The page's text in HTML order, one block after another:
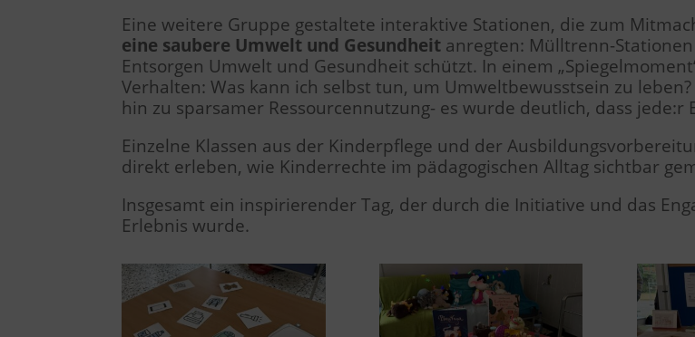
Eine weitere Gruppe gestaltete interaktive Stationen, die zum
eine saubere Umwelt und Gesundheit anregten: Mülltrenn-
Entsorgen Umwelt und Gesundheit schützt. In einem
Verhalten: Was kann ich selbst tun, um Umweltbewusstsein zu
hin zu sparsamer Ressourcennutzung- es wurde deutlich, dass
Einzelne Klassen aus der Kinderpflege und der
direkt erleben, wie Kinderrechte im pädagogischen Alltag sichtbar
Insgesamt ein inspirierender Tag, der durch die Initiative und das
Erlebnis wurde.